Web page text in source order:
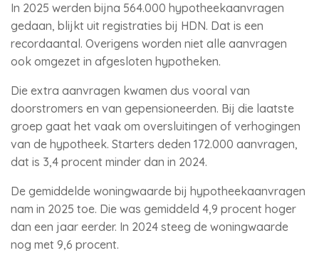
In 2025 werden bijna 564.000 hypotheekaanvragen
gedaan, blijkt uit registraties bij HDN. Dat is een
recordaantal. Overigens worden niet alle aanvragen
ook omgezet in afgesloten hypotheken.
Die extra aanvragen kwamen dus vooral van
doorstromers en van gepensioneerden. Bij die laatste
groep gaat het vaak om oversluitingen of verhogingen
van de hypotheek. Starters deden 172.000 aanvragen,
dat is 3,4 procent minder dan in 2024.
De gemiddelde woningwaarde bij hypotheekaanvragen
nam in 2025 toe. Die was gemiddeld 4,9 procent hoger
dan een jaar eerder. In 2024 steeg de woningwaarde
nog met 9,6 procent.